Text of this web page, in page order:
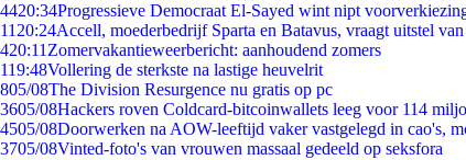
4420:34Progressieve Democraat El-Sayed wint nipt
11 20:24Accell, moederbedrijf Sparta en Batavus, vraagt uitstel
420:11 Zomervakantieweerbericht: aanhoudend zomers
119:48Vollering de sterkste na lastige heuvelrit
805/08The Division Resurgence nu gratis op pc
3605/08Hackers roven Coldcard-bitcoinwallets leeg voor 114
4505/08Doorwerken na AOW-leeftijd vaker vastgelegd in cao's,
3705/08Vinted-foto's van vrouwen massaal gedeeld op seksfora